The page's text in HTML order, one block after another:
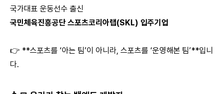
국가대표 운동선수 출신
국민체육진흥공단 스포츠코리아랩(SKL) 입주기업
👉 **스포츠를 ‘아는 팀’이 아니라, 스포츠를 ‘운영해본 팀’**입니
다.